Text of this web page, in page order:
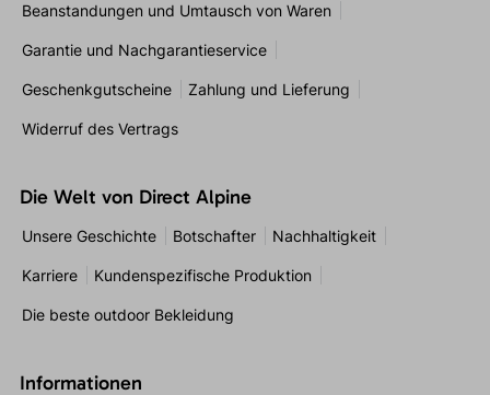
Beanstandungen und Umtausch von Waren
Garantie und Nachgarantieservice
Geschenkgutscheine Zahlung und Lieferung
Widerruf des Vertrags
Die Welt von Direct Alpine
Unsere Geschichte Botschafter Nachhaltigkeit
Karriere Kundenspezifische Produktion
Die beste outdoor Bekleidung
Informationen